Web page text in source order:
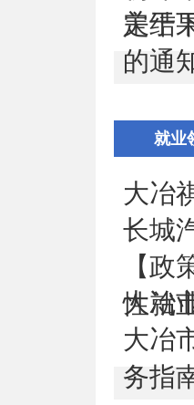
定结
关于
的通
就业
大冶
长城
【
性就
大冶
大冶
务指